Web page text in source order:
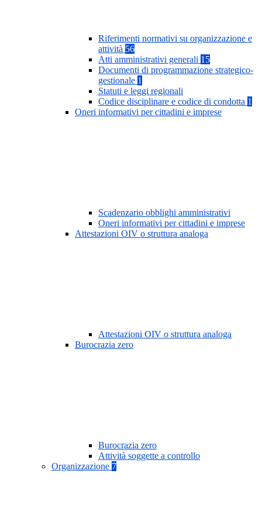
Riferimenti normativi su organizzazione e
attività 56
Atti amministrativi generali 15
Documenti di programmazione strategico-
gestionale 1
Statuti e leggi regionali
Codice disciplinare e codice di condotta 1
Oneri informativi per cittadini e imprese
Scadenzario obblighi amministrativi
Oneri informativi per cittadini e imprese
Attestazioni OIV o struttura analoga
Attestazioni OIV o struttura analoga
Burocrazia zero
Burocrazia zero
Attività soggette a controllo
Organizzazione 7